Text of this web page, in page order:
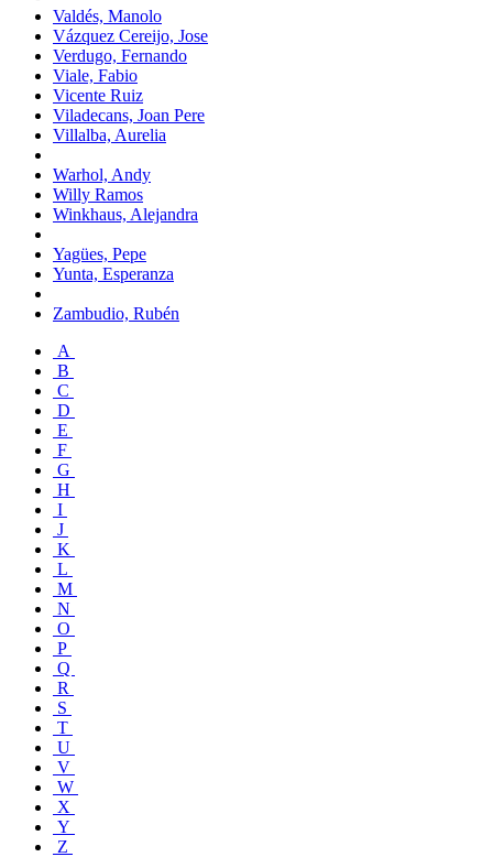
Valdés, Manolo
Vázquez Cereijo, Jose
Verdugo, Fernando
Viale, Fabio
Vicente Ruiz
Viladecans, Joan Pere
Villalba, Aurelia
Warhol, Andy
Willy Ramos
Winkhaus, Alejandra
Yagües, Pepe
Yunta, Esperanza
Zambudio, Rubén
A
B
C
D
E
F
G
H
I
J
K
L
M
N
O
P
Q
R
S
T
U
V
W
X
Y
Z